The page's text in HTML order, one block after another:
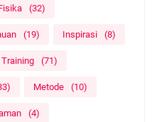
(32)
(19) Inspirasi (8)
Training (71)
Metode (10)
(4)